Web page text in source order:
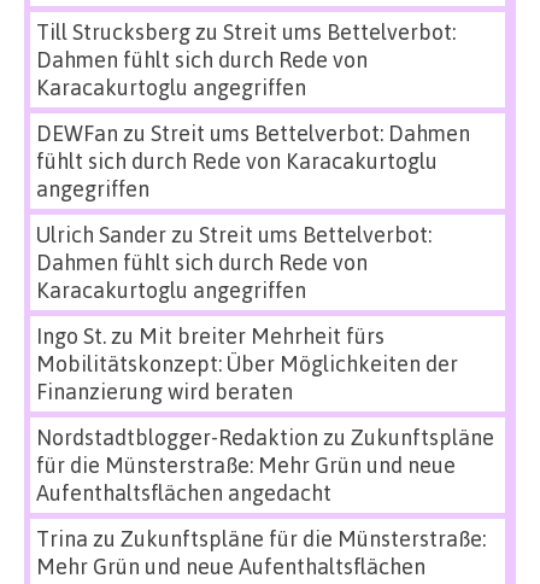
Till Strucksbergzu Streit ums Bettelverbot:
Dahmen fühlt sich durch Rede von
Karacakurtoglu angegriffen
DEWFan zu Streit ums Bettelverbot: Dahmen
fühlt sich durch Rede von Karacakurtoglu
angegriffen
Ulrich Sanderzu Streit ums Bettelverbot:
Dahmen fühlt sich durch Rede von
Karacakurtoglu angegriffen
Ingo St.zu Mit breiter Mehrheit fürs
Mobilitätskonzept: Über Möglichkeiten der
Finanzierung wird beraten
Nordstadtblogger-Redaktion zu Zukunftspläne
für die Münsterstraße: Mehr Grün und neue
Aufenthaltsflächen angedacht
Trina zu Zukunftspläne für die Münsterstraße:
Mehr Grün und neue Aufenthaltsflächen